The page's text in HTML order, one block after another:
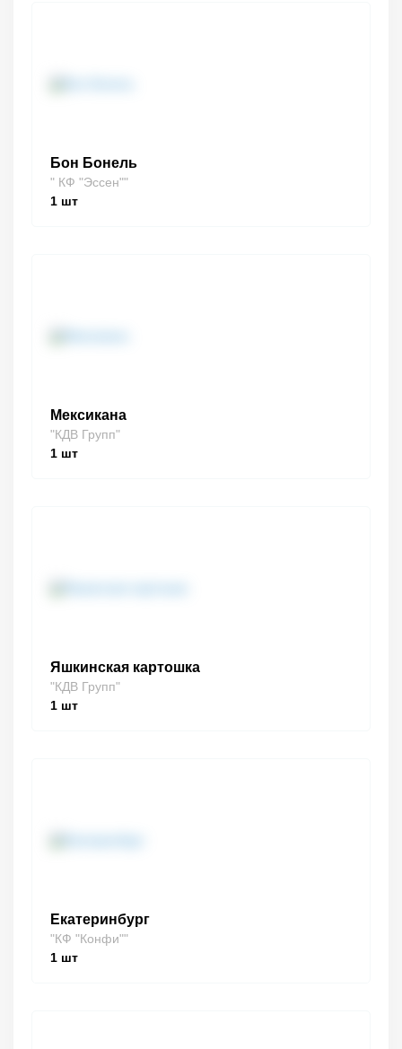
Бон Бонель
" КФ "Эссен""
1 шт
Мексикана
"КДВ Групп"
1 шт
Яшкинская картошка
"КДВ Групп"
1 шт
Екатеринбург
"КФ "Конфи""
1 шт